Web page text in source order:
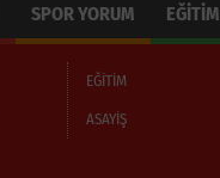
SPOR YORUM EĞİTİM
EĞİTİM
ASAYİŞ